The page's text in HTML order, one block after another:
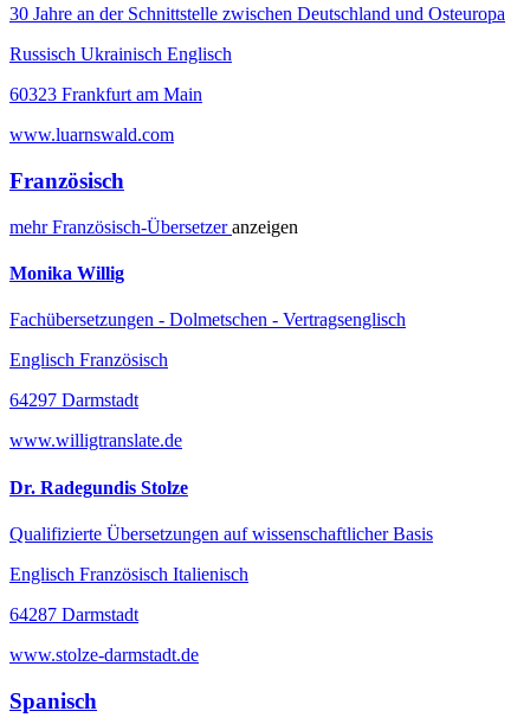
30 Jahre an der Schnittstelle zwischen Deutschland und Osteuropa
Russisch Ukrainisch Englisch
60323 Frankfurt am Main
www.luarnswald.com
Französisch
mehrFranzösisch-Übersetzeranzeigen
Monika Willig
Fachübersetzungen - Dolmetschen - Vertragsenglisch
Englisch Französisch
64297 Darmstadt
www.willigtranslate.de
Dr. Radegundis Stolze
Qualifizierte Übersetzungen auf wissenschaftlicher Basis
Englisch Französisch Italienisch
64287 Darmstadt
www.stolze-darmstadt.de
Spanisch